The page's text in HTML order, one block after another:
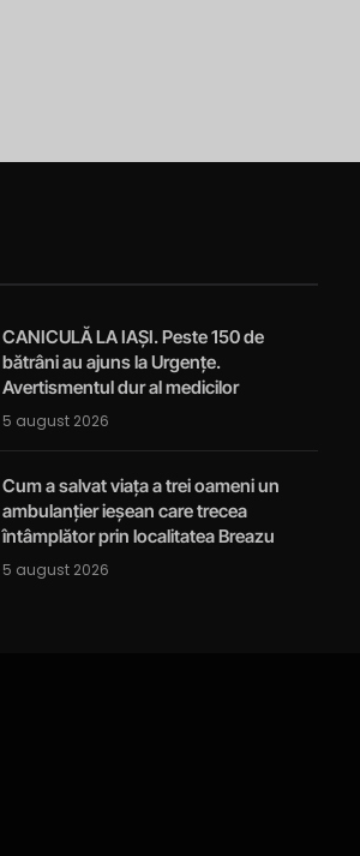
CANICULĂ LA IAȘI. Peste 150 de
bătrâni au ajuns la Urgențe.
Avertismentul dur al medicilor
5 august 2026
Cum a salvat viața a trei oameni un
ambulanțier ieșean care trecea
întâmplător prin localitatea Breazu
5 august 2026